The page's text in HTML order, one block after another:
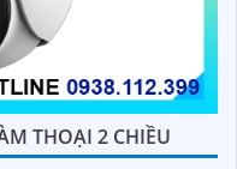
THOẠI 2 CHIỀU